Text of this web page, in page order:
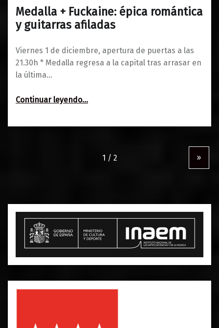
Medalla + Fuckaine: épica romántica
y guitarras afiladas
Viernes 1 de diciembre, apertura de puertas a las
21.30h * Medalla regresa a la capital tras arrasar en
la última…
Continuar leyendo“Medalla + Fuckaine: épica romántica y guitarras afiladas”
…
27/11/20170
Maravillas
»